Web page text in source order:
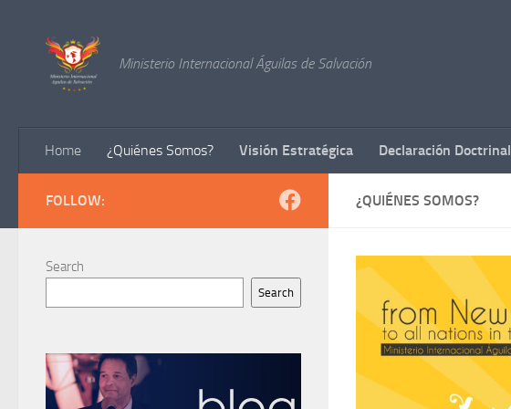
Ministerio Internacional Águilas de Salvación
Home ¿Quiénes Somos? Visión Estratégica Declaración Doctrinal
¿QUIÉNES SOMOS?
FOLLOW:
Search
Search